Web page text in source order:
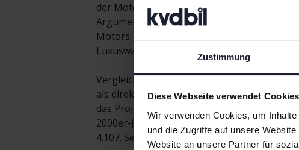
Zustimmung
Diese Webseite verwendet Cookies
Wir verwenden Cookies, um
und die Zugriffe auf unsere
Website an unsere Partner für
der Motor von einer internationalen Jury
Argumente für diese Auszeichnung waren
Motors. Damit etablierte sich die Marke
Luxuswagen.
Vergleichbare Fahrzeuge gibt es nicht
als direkten Konkurrenten von Rolls-Royce
das Projekt erwies sich als Fehlschlag, und
2000er-Jahren mit einer Ausnahme – der
4.107. Seitdem wurde das